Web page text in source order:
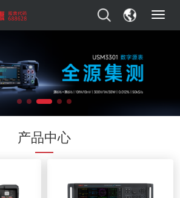
T
o
产品中心